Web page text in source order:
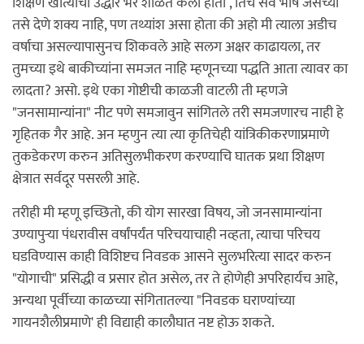
तसे देणे शक्य नाहि, पण तथ्यांश असा होता की अहो मी त्याला अडीच
वर्षाचा असल्यापासुनच शिकवले आहे सलग अक्षर काढायला, तर
तुमच्या इथे बाकीच्यांना समजत नाहि म्हणूनच्या पद्धति आता त्यावर का
लादता? असो. इथे एका गोष्टीची काळजी वाटली ती म्हणजे
"जनसामान्यांना" नीट पणे समजावुन सांगितले तरी समजणारच नाही हे
गृहितक गैर आहे. अन म्हणुन त्या त्या कृतिचेही यांत्रिकीकरणाप्रमाणे
तुकडेकरण करुन अतिसुलभीकरण करण्याचि घातक प्रथा शिक्षण
क्षेत्रात सर्वदूर पसरली आहे.
तरीही मी म्हणू इच्छितो, की योग सारखा विषय, जो जनसामान्यांना
उण्यापुर्‍या पंधरावीस वर्षांपर्यंत परिचयाचाही नव्हता, त्याचा परिचय
घडविण्यास काही विशिष्टच निवडक आसने सुलभरित्या सादर करुन
"योगाची" प्रसिद्धी व प्रसार होत असेल, तर ते होणेही अपरिहार्यच आहे,
अन्यथा पूर्वीच्या काळच्या संगितातल्या "निवडक घराण्यांच्या
गायनशैलीप्रमाणे' ही विद्याही कालौघात नष्ट होऊ शकते.